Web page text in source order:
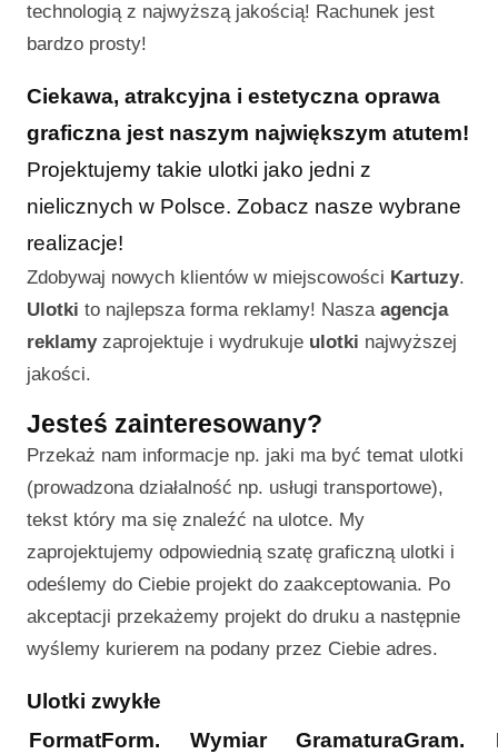
technologią z najwyższą jakością! Rachunek jest
bardzo prosty!
Ciekawa, atrakcyjna i estetyczna oprawa
graficzna jest naszym największym atutem!
Projektujemy takie ulotki jako jedni z
nielicznych w Polsce. Zobacz nasze wybrane
realizacje!
Zdobywaj nowych klientów w miejscowości Kartuzy.
Ulotki to najlepsza forma reklamy! Nasza agencja
reklamyzaprojektuje i wydrukuje ulotki najwyższej
jakości.
Jesteś zainteresowany?
Przekaż nam informacje np. jaki ma być temat ulotki
(prowadzona działalność np. usługi transportowe),
tekst który ma się znaleźć na ulotce. My
zaprojektujemy odpowiednią szatę graficzną ulotki i
odeślemy do Ciebie projekt do zaakceptowania. Po
akceptacji przekażemy projekt do druku a następnie
wyślemy kurierem na podany przez Ciebie adres.
Ulotki zwykłe
FormatForm. Wymiar GramaturaGram.